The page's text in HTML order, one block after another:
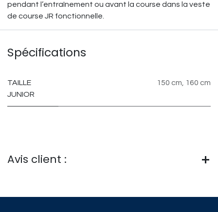
pendant l’entraînement ou avant la course dans la veste
de course JR fonctionnelle.
Spécifications
TAILLE
JUNIOR
150 cm 160 cm
Avis client :